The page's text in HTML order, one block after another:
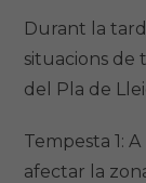
Durant la
situacions de
del Pla de
Tempesta 1:
afectar la